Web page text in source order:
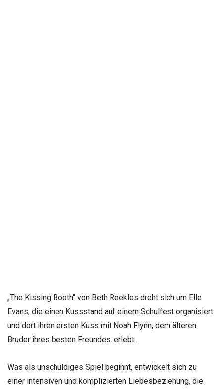
„The Kissing Booth“ von Beth Reekles dreht sich um Elle
Evans, die einen Kussstand auf einem Schulfest organisiert
und dort ihren ersten Kuss mit Noah Flynn, dem älteren
Bruder ihres besten Freundes, erlebt.
Was als unschuldiges Spiel beginnt, entwickelt sich zu
einer intensiven und komplizierten Liebesbeziehung, die